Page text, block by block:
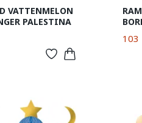
VATTENMELON
PALESTINA
103